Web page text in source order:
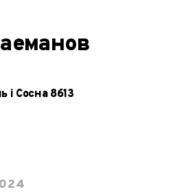
Сосна 8613